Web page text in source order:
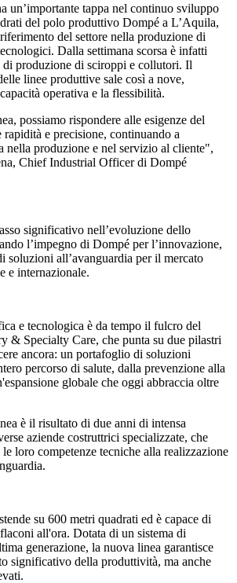
un’importante tappa nel continuo sviluppo
del polo produttivo Dompé a L’Aquila,
del settore nella produzione di
Dalla settimana scorsa è infatti
di produzione di sciroppi e collutori. Il
linee produttive sale così a nove,
operativa e la flessibilità.
possiamo rispondere alle esigenze del
e precisione, continuando a
nella produzione e nel servizio al cliente",
Chief Industrial Officer di Dompé
significativo nell’evoluzione dello
l’impegno di Dompé per l’innovazione,
soluzioni all’avanguardia per il mercato
e internazionale.
e tecnologica è da tempo il fulcro del
& Specialty Care, che punta su due pilastri
ancora: un portafoglio di soluzioni
percorso di salute, dalla prevenzione alla
globale che oggi abbraccia oltre
è il risultato di due anni di intensa
aziende costruttrici specializzate, che
loro competenze tecniche alla realizzazione
su 600 metri quadrati ed è capace di
all'ora. Dotata di un sistema di
generazione, la nuova linea garantisce
significativo della produttività, ma anche